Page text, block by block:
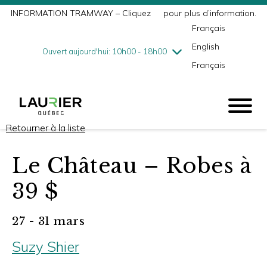
INFORMATION TRAMWAY – Cliquez pour plus d’information.
Ouvert aujourd'hui: 10h00 - 18h00
mercredi8/5
10h00 - 18h00
vendredi8/7
10h00 - 21h00
Français
English
Français
Retourner à la liste
Le Château – Robes à
39 $
27 - 31 mars
Suzy Shier